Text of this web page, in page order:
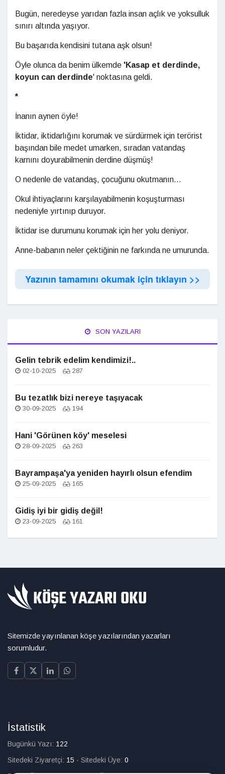
Bugün, neredeyse yarıdan fazla insan açlık ve yoksulluk
sınırı altında yaşıyor.
Bu başarıda kendisini tutana aşk olsun!
Öyle olunca da benim ülkemde 'Kasap et derdinde,
koyun can derdinde' noktasına geldi.
*
İnanın aynen öyle!
İktidar, iktidarlığını korumak ve sürdürmek için terörist
başından bile medet umarken, sıradan vatandaş
karnını doyurabilmenin derdine düşmüş!
O nedenle de vatandaş, çocuğunu okutmanın...
Okul ihtiyaçlarını karşılayabilmenin koşuşturması
nedeniyle yırtınıp duruyor.
İktidar ise durumunu korumak için her yolu deniyor.
Anne-babanın neler çektiğinin ne farkında ne umurunda.
Yazının tamamını okumak için tıklayın >>
SON YAZILARI
Gelin tebrik edelim kendimizi!..
02-10-2025 287
Bu tezatlık bizi nereye taşıyacak
30-09-2025 194
Hani 'Görünen köy' meselesi
28-09-2025 263
Bayrampaşa'ya yeniden hayırlı olsun efendim
25-09-2025 165
Gidiş iyi bir gidiş değil!
23-09-2025 161
Sitemizde yayınlanan köşe yazılarından yazarları
sorumludur.
İstatistik
Bugünkü Yazı: 122
Sitedeki Ziyaretçi: 15 · Sitedeki Üye: 0